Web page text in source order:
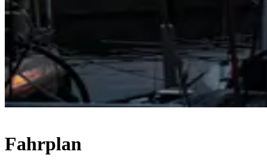
Fahrplan